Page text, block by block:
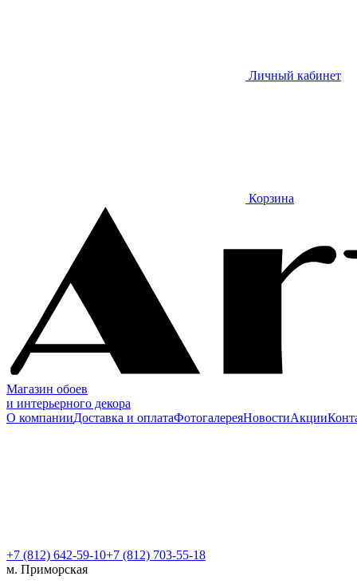
Личный кабинет
Корзина
Магазин обоев
и интерьерного декора
О компанииДоставка и оплатаФотогалереяНовостиАкции
+7 (812) 642-59-10+7 (812) 703-55-18
м. Приморская